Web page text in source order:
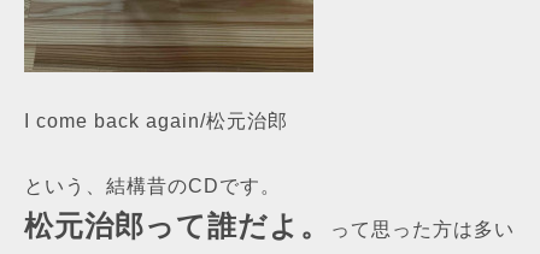
I come back again/松元治郎
という、結構昔のCDです。
松元治郎って誰だよ。
って思った方は多い